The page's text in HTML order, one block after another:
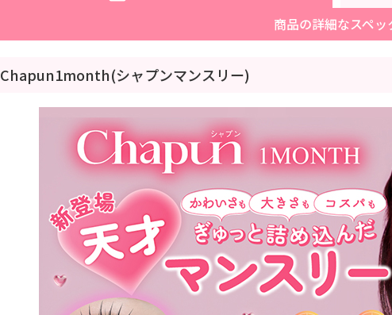
商品の詳細なスペッ
Chapun1month(シャプンマンスリー)